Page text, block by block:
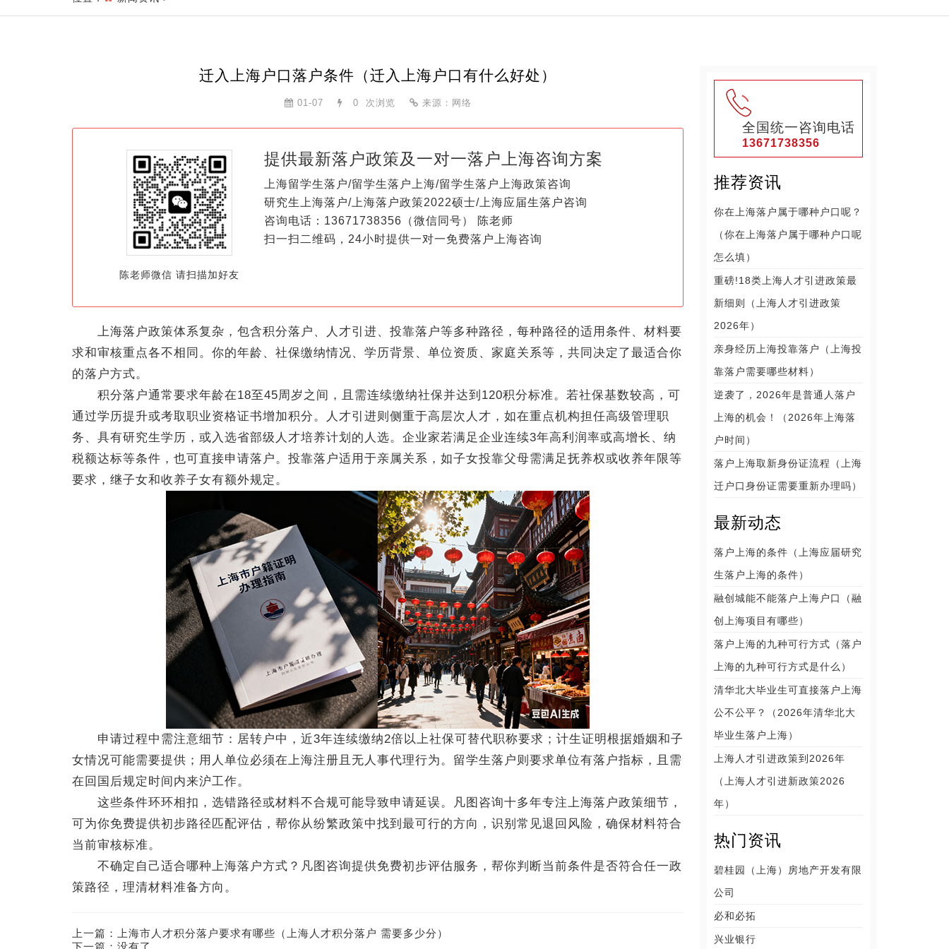
迁入上海户口落户条件（迁入上海户口有什么好处）
01-07 0 次浏览 来源：网络
陈老师微信 请扫描加好友
提供最新落户政策及一对一落户上海咨询方案
上海留学生落户/留学生落户上海/留学生落户上海政策咨询
研究生上海落户/上海落户政策2022硕士/上海应届生落户咨询
咨询电话：13671738356（微信同号） 陈老师
扫一扫二维码，24小时提供一对一免费落户上海咨询
上海落户政策体系复杂，包含积分落户、人才引进、投靠落户等多种路径，每种路径的适用条件、材料要
求和审核重点各不相同。你的年龄、社保缴纳情况、学历背景、单位资质、家庭关系等，共同决定了最适合你
的落户方式。
积分落户通常要求年龄在18至45周岁之间，且需连续缴纳社保并达到120积分标准。若社保基数较高，可
通过学历提升或考取职业资格证书增加积分。人才引进则侧重于高层次人才，如在重点机构担任高级管理职
务、具有研究生学历，或入选省部级人才培养计划的人选。企业家若满足企业连续3年高利润率或高增长、纳
税额达标等条件，也可直接申请落户。投靠落户适用于亲属关系，如子女投靠父母需满足抚养权或收养年限等
要求，继子女和收养子女有额外规定。
申请过程中需注意细节：居转户中，近3年连续缴纳2倍以上社保可替代职称要求；计生证明根据婚姻和子
女情况可能需要提供；用人单位必须在上海注册且无人事代理行为。留学生落户则要求单位有落户指标，且需
在回国后规定时间内来沪工作。
这些条件环环相扣，选错路径或材料不合规可能导致申请延误。凡图咨询十多年专注上海落户政策细节，
可为你免费提供初步路径匹配评估，帮你从纷繁政策中找到最可行的方向，识别常见退回风险，确保材料符合
当前审核标准。
不确定自己适合哪种上海落户方式？凡图咨询提供免费初步评估服务，帮你判断当前条件是否符合任一政
策路径，理清材料准备方向。
上一篇：
上海市人才积分落户要求有哪些（上海人才积分落户 需要多少分）
下一篇：没有了
全国统一咨询电话
13671738356
推荐资讯
你在上海落户属于哪种户口呢？
（你在上海落户属于哪种户口呢
怎么填）
重磅!18类上海人才引进政策最
新细则（上海人才引进政策
2026年）
亲身经历上海投靠落户（上海投
靠落户需要哪些材料）
逆袭了，2026年是普通人落户
上海的机会！（2026年上海落
户时间）
落户上海取新身份证流程（上海
迁户口身份证需要重新办理吗）
最新动态
落户上海的条件（上海应届研究
生落户上海的条件）
融创城能不能落户上海户口（融
创上海项目有哪些）
落户上海的九种可行方式（落户
上海的九种可行方式是什么）
清华北大毕业生可直接落户上海
公不公平？（2026年清华北大
毕业生落户上海）
上海人才引进政策到2026年
（上海人才引进新政策2026
年）
热门资讯
碧桂园（上海）房地产开发有限
公司
必和必拓
兴业银行